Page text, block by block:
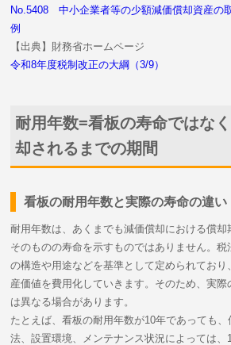
No.5408 中小企業者等の少額減価償却資産の
例
【出典】財務省ホームページ
令和8年度税制改正の大綱（3/9）
耐用年数=看板の寿命ではな
却されるまでの期間
看板の耐用年数と実際の寿命の違い
耐用年数は、あくまでも減価償却における償
そのものの寿命を示すものではありません。
の構造や用途などを基準として定められてお
産価値を費用化していきます。そのため、実際
は異なる場合があります。
たとえば、看板の耐用年数が10年であっても
法、設置環境、メンテナンス状況によっては、